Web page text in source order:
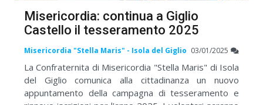
Misericordia: continua a Giglio
Castello il tesseramento 2025
Misericordia "Stella Maris" - Isola del Giglio 03/01/2025
La Confraternita di Misericordia "Stella Maris" di Isola
del Giglio comunica alla cittadinanza un nuovo
appuntamento della campagna di tesseramento e